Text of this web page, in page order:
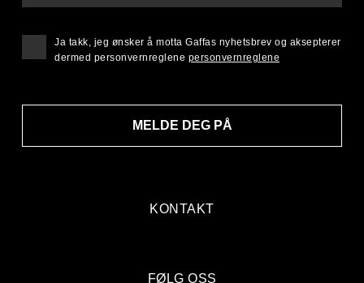
KONTAKT
MELDE DEG PÅ
Ja takk, jeg ønsker å motta Gaffas nyhetsbrev og aksepterer
dermed personvernreglene personvernreglene
FØLG OSS